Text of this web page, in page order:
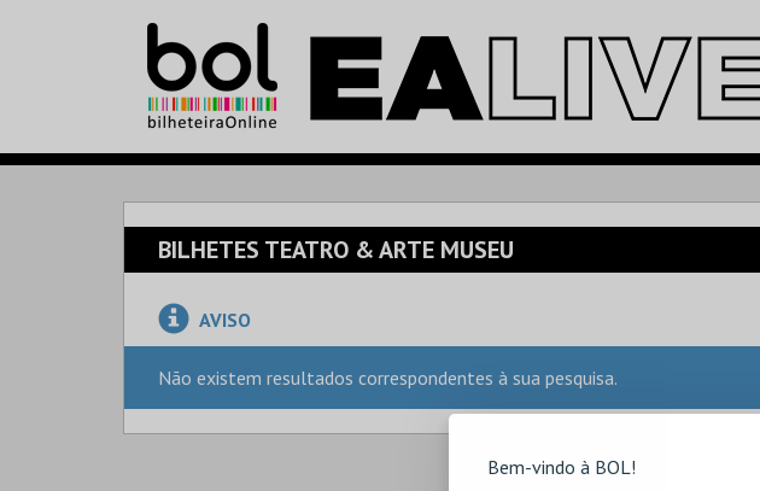
Bem-vindo à BOL!
BILHETES TEATRO & ARTE MUSEU
AVISO
Não existem resultados correspondentes à sua pesquisa.